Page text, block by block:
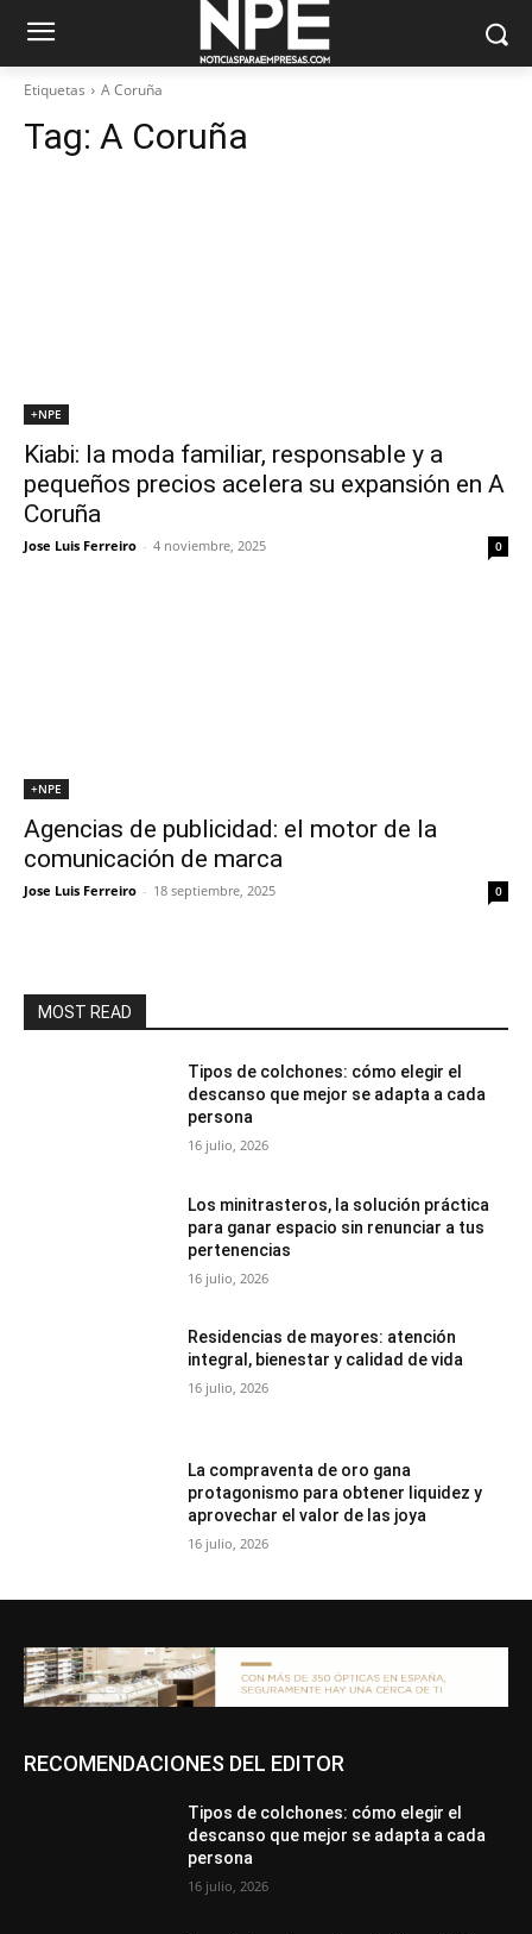
Etiquetas A Coruña
Tag: A Coruña
+NPE
Kiabi: la moda familiar, responsable y a
pequeños precios acelera su expansión en A
Coruña
Jose Luis Ferreiro - 4 noviembre, 2025 0
+NPE
Agencias de publicidad: el motor de la
comunicación de marca
Jose Luis Ferreiro - 18 septiembre, 2025 0
MOST READ
Tipos de colchones: cómo elegir el
descanso que mejor se adapta a cada
persona
16 julio, 2026
Los minitrasteros, la solución práctica
para ganar espacio sin renunciar a tus
pertenencias
16 julio, 2026
Residencias de mayores: atención
integral, bienestar y calidad de vida
16 julio, 2026
La compraventa de oro gana
protagonismo para obtener liquidez y
aprovechar el valor de las joya
16 julio, 2026
RECOMENDACIONES DEL EDITOR
Tipos de colchones: cómo elegir el
descanso que mejor se adapta a cada
persona
16 julio, 2026